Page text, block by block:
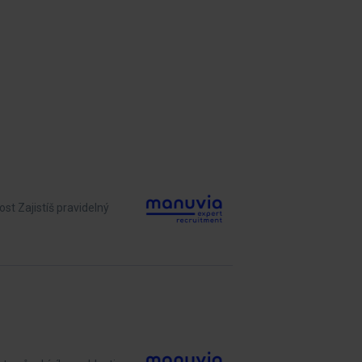
Zajistíš pravidelný